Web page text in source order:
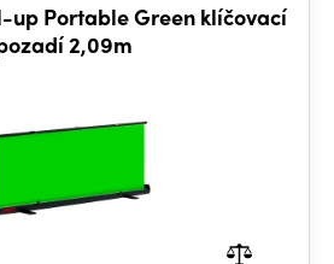
up Portable Green klíčovací
2,09m